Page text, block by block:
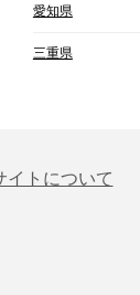
愛知県
三重県
イトについて